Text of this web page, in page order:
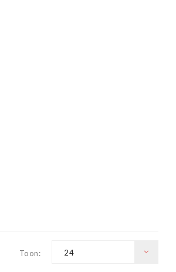
Toon: 24